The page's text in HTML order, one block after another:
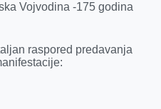
Vojvodina -175 godina
raspored predavanja